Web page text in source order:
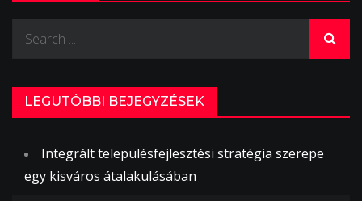
LEGUTÓBBI BEJEGYZÉSEK
Integrált településfejlesztési stratégia szerepe
egy kisváros átalakulásában